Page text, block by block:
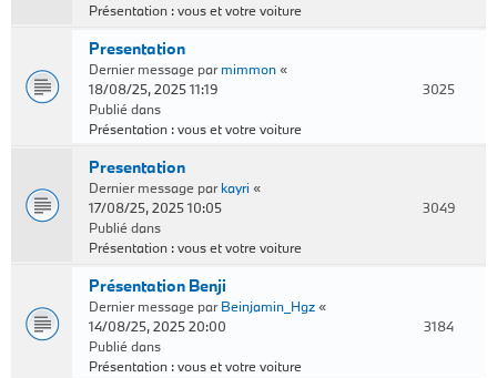
Présentation : vous et votre voiture
Presentation
Dernier message parmimmon«
18/08/25, 2025 11:19
Publié dans
Présentation : vous et votre voiture
3025
Presentation
Dernier message parkayri «
17/08/25, 2025 10:05
Publié dans
Présentation : vous et votre voiture
3049
Présentation Benji
Dernier message parBeinjamin_Hgz«
14/08/25, 2025 20:00
Publié dans
Présentation : vous et votre voiture
3184